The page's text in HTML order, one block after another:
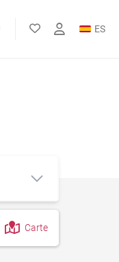
ES
EN
Carte